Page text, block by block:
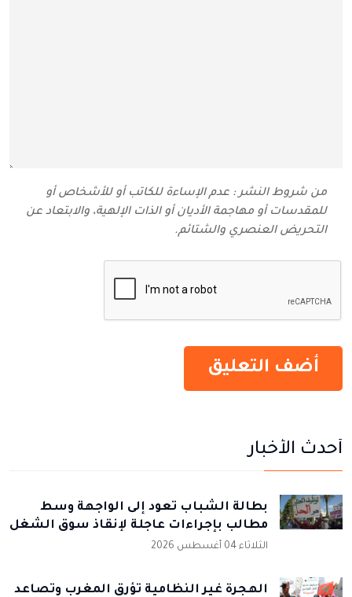
من شروط النشر : عدم الإساءة للكاتب أو للأشخاص أو
للمقدسات أو مهاجمة الأديان أو الذات الإلهية، والابتعاد عن
التحريض العنصري والشتائم‬.
أحدث الأخبار
بطالة الشباب تعود إلى الواجهة وسط
مطالب بإجراءات عاجلة لإنقاذ سوق الشغل
الثلاثاء 04 أغسطس 2026
الهجرة غير النظامية تؤرق المغرب وتصاعد